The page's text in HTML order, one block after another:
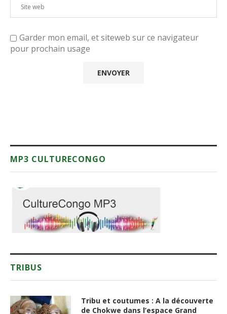
Garder mon email, et siteweb sur ce navigateur
pour prochain usage
MP3 CULTURECONGO
TRIBUS
Tribu et coutumes : A la découverte
de Chokwe dans l’espace Grand